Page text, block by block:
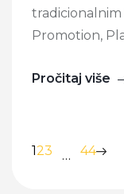
Promotion,
Pročitaj više
123 … 44